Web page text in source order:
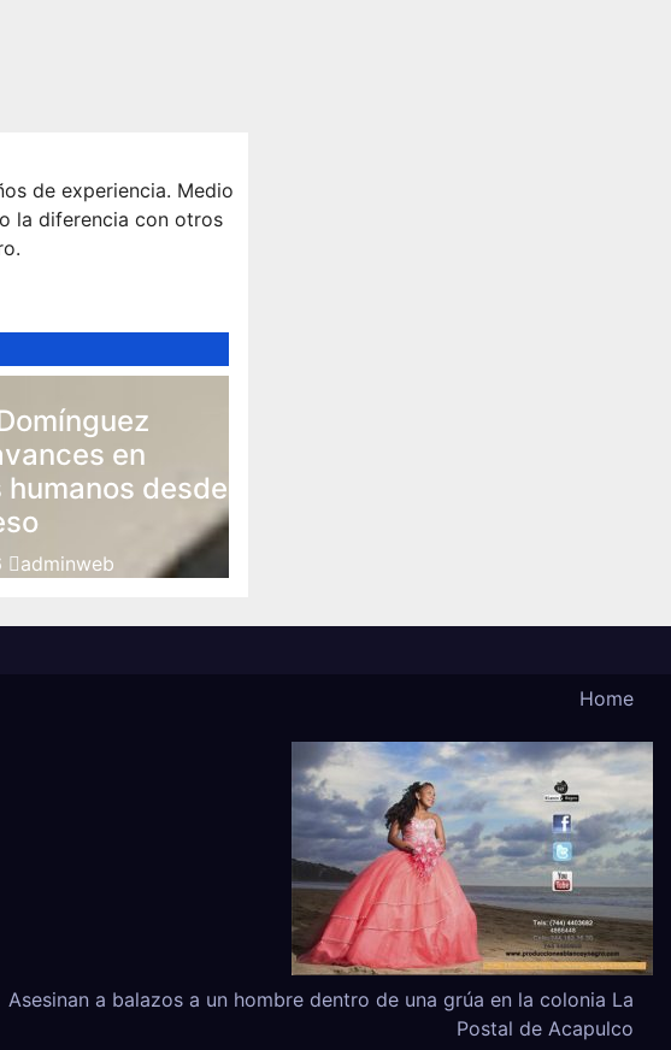
de experiencia. Medio
la diferencia con otros
en
desde
adminweb
Home
Asesinan a balazos a un hombre dentro de una grúa en la colonia La
Postal de Acapulco